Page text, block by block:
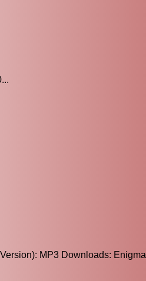
MP3 Downloads: Enigma